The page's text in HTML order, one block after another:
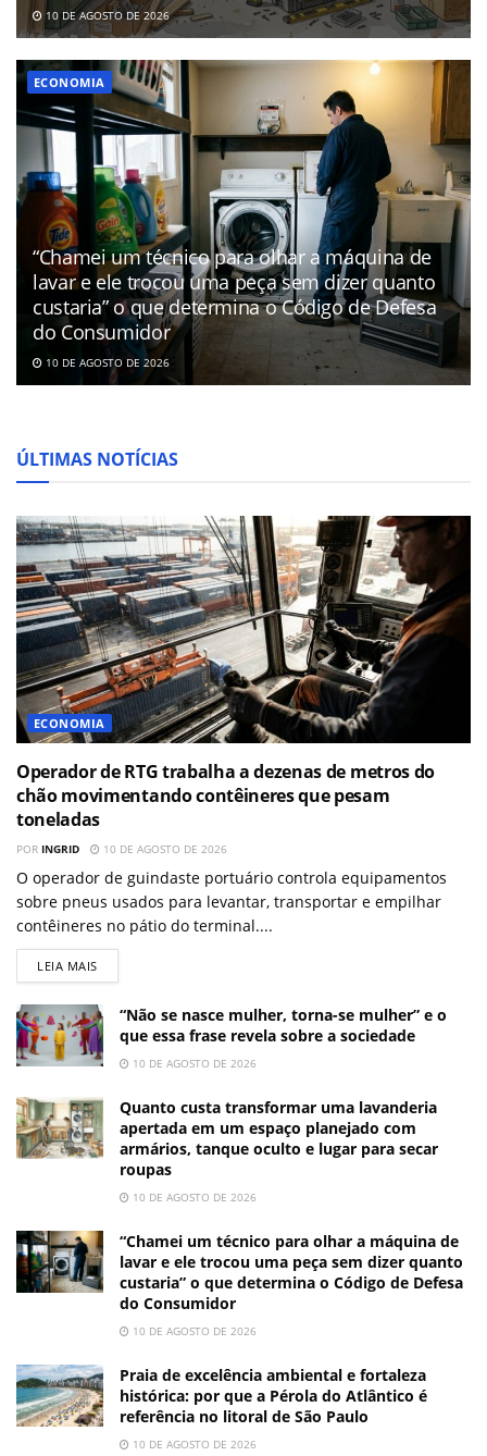
10 DE AGOSTO DE 2026
ECONOMIA
“Chamei um técnico para olhar a máquina de
lavar e ele trocou uma peça sem dizer quanto
custaria” o que determina o Código de Defesa
do Consumidor
10 DE AGOSTO DE 2026
ÚLTIMAS NOTÍCIAS
ECONOMIA
Operador de RTG trabalha a dezenas de metros do
chão movimentando contêineres que pesam
toneladas
POR INGRID 10 DE AGOSTO DE 2026
O operador de guindaste portuário controla equipamentos
sobre pneus usados para levantar, transportar e empilhar
contêineres no pátio do terminal....
LEIA MAIS
“Não se nasce mulher, torna-se mulher” e o
que essa frase revela sobre a sociedade
10 DE AGOSTO DE 2026
Quanto custa transformar uma lavanderia
apertada em um espaço planejado com
armários, tanque oculto e lugar para secar
roupas
10 DE AGOSTO DE 2026
“Chamei um técnico para olhar a máquina de
lavar e ele trocou uma peça sem dizer quanto
custaria” o que determina o Código de Defesa
do Consumidor
10 DE AGOSTO DE 2026
Praia de excelência ambiental e fortaleza
histórica: por que a Pérola do Atlântico é
referência no litoral de São Paulo
10 DE AGOSTO DE 2026